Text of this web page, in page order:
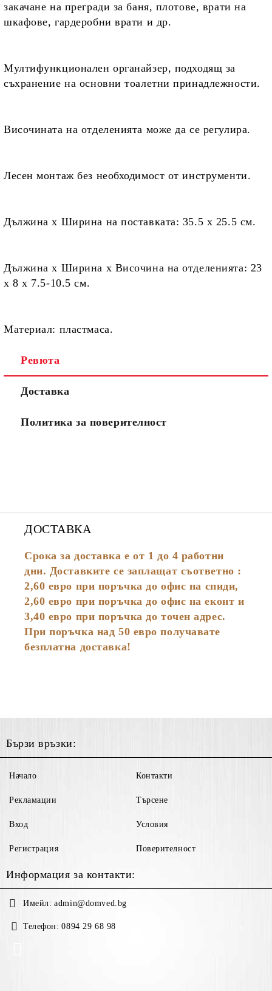
закачане на прегради за баня, плотове, врати на
шкафове, гардеробни врати и др.
Мултифункционален органайзер, подходящ за
съхранение на основни тоалетни принадлежности.
Височината на отделенията може да се регулира.
Лесен монтажбез необходимост от инструменти.
Дължина х Ширина на поставката: 35.5 х 25.5 см.
Дължина х Ширина х Височина на отделенията: 23
х 8 х 7.5-10.5 см.
Материал: пластмаса.
Ревюта
Доставка
Политика за поверителност
ДОСТАВКА
Срока за доставка е от 1 до 4 работни
дни. Доставките се заплащат съответно :
2,60 евро при поръчка до офис на спиди,
2,60 евро при поръчка до офис на еконт и
3,40 евро при поръчка до точен адрес.
При поръчка над 50 евро получавате
безплатна доставка!
Бързи връзки:
Начало
Рекламации
Вход
Регистрация
Контакти
Търсене
Условия
Поверителност
Информация за контакти:
Имейл: admin@domved.bg
Телефон: 0894 29 68 98